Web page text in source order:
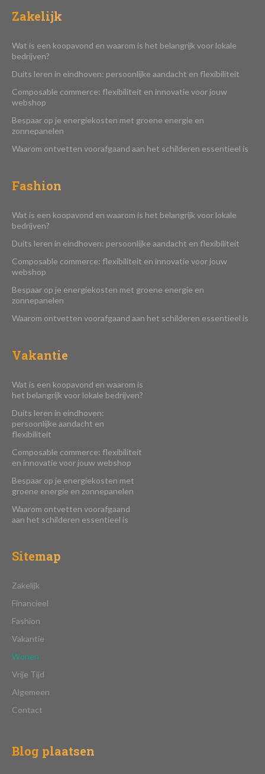
Zakelijk
Wat is een koopavond en waarom is het belangrijk voor lokale
bedrijven?
Duits leren in eindhoven: persoonlijke aandacht en flexibiliteit
Composable commerce: flexibiliteit en innovatie voor jouw
webshop
Bespaar op je energiekosten met groene energie en
zonnepanelen
Waarom ontvetten voorafgaand aan het schilderen essentieel is
Fashion
Wat is een koopavond en waarom is het belangrijk voor lokale
bedrijven?
Duits leren in eindhoven: persoonlijke aandacht en flexibiliteit
Composable commerce: flexibiliteit en innovatie voor jouw
webshop
Bespaar op je energiekosten met groene energie en
zonnepanelen
Waarom ontvetten voorafgaand aan het schilderen essentieel is
Vakantie
Wat is een koopavond en waarom is
het belangrijk voor lokale bedrijven?
Duits leren in eindhoven:
persoonlijke aandacht en
flexibiliteit
Composable commerce: flexibiliteit
en innovatie voor jouw webshop
Bespaar op je energiekosten met
groene energie en zonnepanelen
Waarom ontvetten voorafgaand
aan het schilderen essentieel is
Sitemap
Zakelijk
Financieel
Fashion
Vakantie
Wonen
Vrije Tijd
Algemeen
Contact
Blog plaatsen